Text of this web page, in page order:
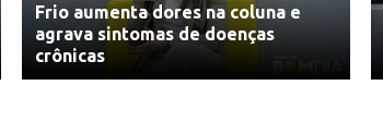
Frio aumenta dores na coluna e
agrava sintomas de doenças
crônicas